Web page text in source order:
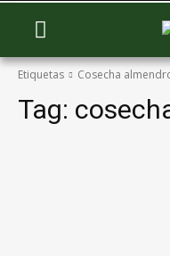
Etiquetas Cosecha
Tag: